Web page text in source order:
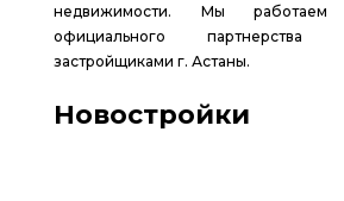
недвижимости. Мы
официального
застройщиками г. Астаны.
Новостройки